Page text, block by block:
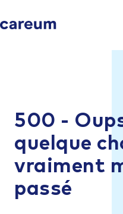
500 -
quelque
vraiment
passé